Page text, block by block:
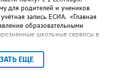
(12+). Обсуждение новости
newszlatoust74
для родителей и учеников
запись ЕСИА. «Главная
образовательными
школьные сервисы в
- Платформа ТОР
сервисы в единую
Предполагается, что
ЕЩЕ